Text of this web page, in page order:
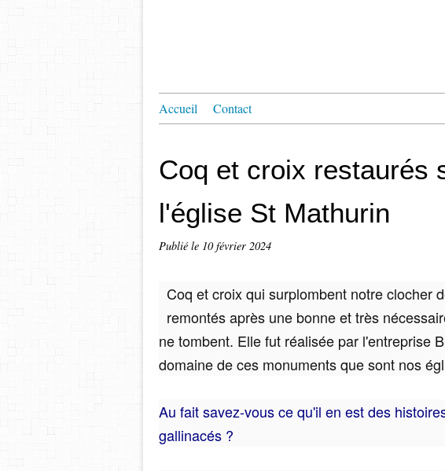
Accueil Contact
Coq et croix restaurés
l'église St Mathurin
Publié le 10 février 2024
Coq et croix qui surplombent notre clocher
remontés après une bonne et très
ne tombent. Elle fut réalisée par l'entreprise
domaine de ces monuments que sont nos
Au fait savez-vous ce qu'il en est des
gallinacés ?